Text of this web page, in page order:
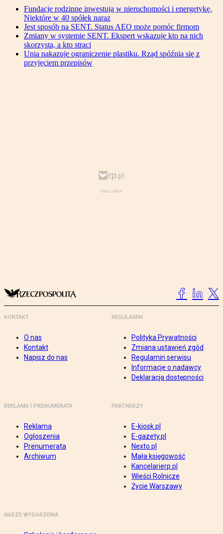
Fundacje rodzinne inwestują w nieruchomości i energetykę.
Niektóre w 40 spółek naraz
Jest sposób na SENT. Status AEO może pomóc firmom
Zmiany w systemie SENT. Ekspert wskazuje kto na nich
skorzysta, a kto straci
Unia nakazuje ograniczenie plastiku. Rząd spóźnia się z
przyjęciem przepisów
KONTAKT
O nas
Kontakt
Napisz do nas
REGULAMIN
Polityka Prywatności
Zmiana ustawień zgód
Regulamin serwisu
Informacje o nadawcy
Deklaracja dostępności
REKLAMA I PRENUMERATA
Reklama
Ogłoszenia
Prenumerata
Archiwum
PARTNERZY
E-kiosk.pl
E-gazety.pl
Nexto.pl
Mała księgowość
Kancelarierp.pl
Wieści Rolnicze
Życie Warszawy
NASZE WYDARZENIA